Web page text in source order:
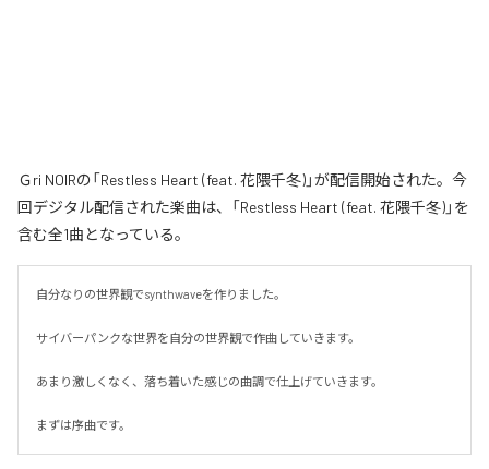
Ｇri NOIRの「Restless Heart (feat. 花隈千冬)」が配信開始された。今
回デジタル配信された楽曲は、「Restless Heart (feat. 花隈千冬)」を
含む全1曲となっている。
自分なりの世界観でsynthwaveを作りました。
サイバーパンクな世界を自分の世界観で作曲していきます。
あまり激しくなく、落ち着いた感じの曲調で仕上げていきます。
まずは序曲です。